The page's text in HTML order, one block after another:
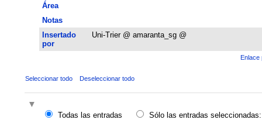
Área
Notas
Insertado
por
Uni-Trier @ amaranta_sg @
Enlace
Seleccionar todo Deseleccionar todo
Todas las entradas
Sólo las entradas seleccionadas: